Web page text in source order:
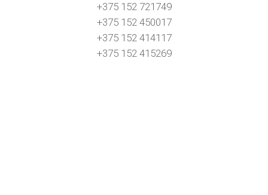
+375 152 721749
+375 152 450017
+375 152 414117
+375 152 415269